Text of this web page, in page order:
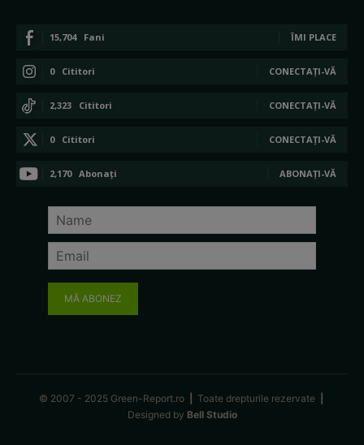
15,704 Fani ÎMI PLACE
0 Cititori CONECTAȚI-VĂ
2,323 Cititori CONECTAȚI-VĂ
0 Cititori CONECTAȚI-VĂ
2,170 Abonați ABONAȚI-VĂ
MĂ ABONEZ
© 2007 - 2025 Green-Report.ro Toate drepturile rezervate
Designed by Bell Studio